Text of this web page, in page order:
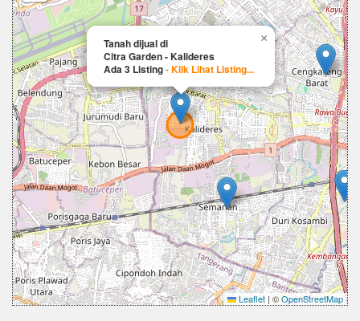
Tanah dijual di
Citra Garden - Kalideres
Ada 3 Listing-Klik Lihat Listing...
×
Leaflet |©OpenStreetMap